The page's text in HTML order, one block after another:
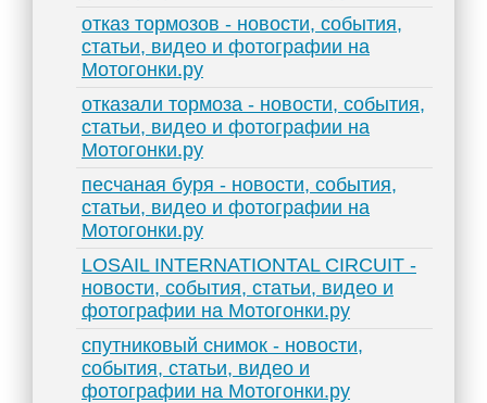
отказ тормозов - новости, события,
статьи, видео и фотографии на
Мотогонки.ру
отказали тормоза - новости, события,
статьи, видео и фотографии на
Мотогонки.ру
песчаная буря - новости, события,
статьи, видео и фотографии на
Мотогонки.ру
LOSAIL INTERNATIONTAL CIRCUIT -
новости, события, статьи, видео и
фотографии на Мотогонки.ру
спутниковый снимок - новости,
события, статьи, видео и
фотографии на Мотогонки.ру